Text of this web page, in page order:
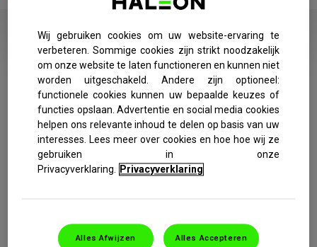
ZUUREROSIEVERSUS GAATJES
Zuurerosie en gaatjes zijn niet hetzelfde, maar ze kunnen
beide wel schadelijk zijn voor je tanden. Dit zijn enkele van de
belangrijkste verschillen tussen gaatjes en zuurerosie:
Wij gebruiken cookies om uw website-ervaring te
verbeteren. Sommige cookies zijn strikt noodzakelijk
om onze website te laten functioneren en kunnen niet
worden uitgeschakeld. Andere zijn optioneel:
functionele cookies kunnen uw bepaalde keuzes of
functies opslaan. Advertentie en social media cookies
helpen ons relevante inhoud te delen op basis van uw
interesses. Lees meer over cookies en hoe hoe wij ze
gebruiken in onze
Privacyverklaring. Privacyverklaring
Alles Afwijzen Alles Accepteren